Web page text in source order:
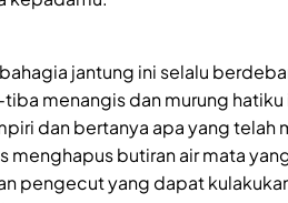
jantung ini selalu
menangis dan murung
dan bertanya apa yang
menghapus butiran air mata
pengecut yang dapat